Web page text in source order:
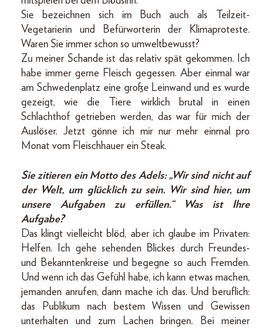
Sie bezeichnen sich im Buch auch als Teilzeit-
Vegetarierin und Befürworterin der Klimaproteste.
Waren Sie immer schon so umweltbewusst?
Zu meiner Schande ist das relativ spät gekommen. Ich
habe immer gerne Fleisch gegessen. Aber einmal war
am Schwedenplatz eine große Leinwand und es wurde
gezeigt, wie die Tiere wirklich brutal in einen
Schlacht­hof getrieben werden, das war für mich der
Auslöser. Jetzt gönne ich mir nur mehr einmal pro
Monat vom Fleischhauer ein Steak.
Sie zitieren ein Motto des Adels: „Wir sind nicht auf
der Welt, um glücklich zu sein. Wir sind hier, um
unsere Aufgaben zu erfüllen.“ Was ist Ihre
Aufgabe?
Das klingt vielleicht blöd, aber ich glaube im Privaten:
Helfen. Ich gehe sehenden Blickes durch Freundes-
und Bekanntenkreise und begegne so auch Fremden.
Und wenn ich das Gefühl habe, ich kann etwas machen,
jemanden anrufen, dann mache ich das. Und beruflich:
das Publikum nach bestem Wissen und Gewissen
unterhalten und zum Lachen bringen. Bei meiner